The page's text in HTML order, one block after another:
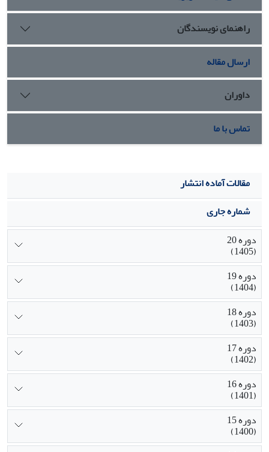
با کمال‌گرایی منفی می‏تواند منجر به کاهش خستگی عاطفی در
معلمان ابتدایی شهر تهران شود.
راهنمای نویسندگان
ارسال مقاله
داوران
تماس با ما
مقالات آماده انتشار
شماره جاری
دوره 20
(1405)
دوره 19
(1404)
دوره 18
(1403)
دوره 17
(1402)
دوره 16
(1401)
دوره 15
(1400)